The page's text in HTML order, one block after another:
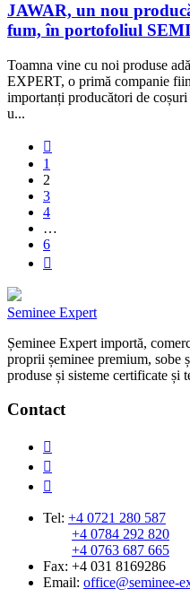
JAWAR, un nou
fum, în portofoliul
Toamna vine cu noi produse
EXPERT, o primă companie
importanți producători de
u...
1
2
3
4
…
6
Seminee Expert
Șeminee Expert importă,
proprii șeminee premium, sobe
produse și sisteme certificate și
Contact
Tel: +4 0721 280 587
+4 0784 292 820
+4 0763 687 665
Fax: +4 031 8169286
Email: office@seminee-